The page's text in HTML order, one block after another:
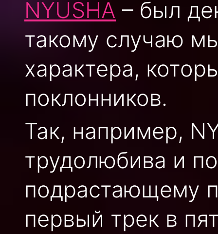
NYUSHA – был
такому случаю
характера,
поклонников.
Так, например,
трудолюбива и
подрастающему
первый трек в